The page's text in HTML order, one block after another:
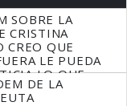
SOBRE LA
CRISTINA
CREO QUE
LE PUEDA
LO QUE
DE LA